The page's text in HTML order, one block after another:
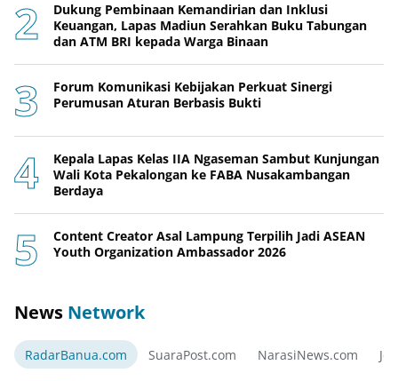
Dukung Pembinaan Kemandirian dan Inklusi
Keuangan, Lapas Madiun Serahkan Buku Tabungan
dan ATM BRI kepada Warga Binaan
Forum Komunikasi Kebijakan Perkuat Sinergi
Perumusan Aturan Berbasis Bukti
Kepala Lapas Kelas IIA Ngaseman Sambut Kunjungan
Wali Kota Pekalongan ke FABA Nusakambangan
Berdaya
Content Creator Asal Lampung Terpilih Jadi ASEAN
Youth Organization Ambassador 2026
News Network
RadarBanua.com SuaraPost.com NarasiNews.com